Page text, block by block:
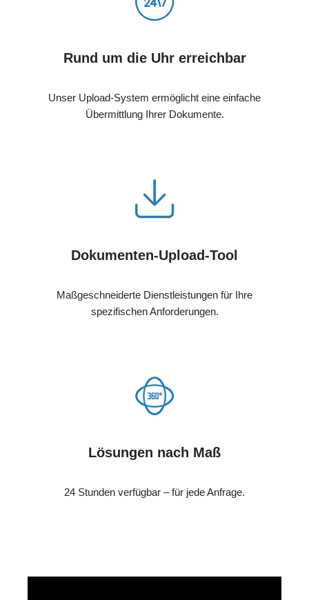
Rund um die Uhr erreichbar
Unser Upload-System ermöglicht eine einfache
Übermittlung Ihrer Dokumente.
Dokumenten-Upload-Tool
Maßgeschneiderte Dienstleistungen für Ihre
spezifischen Anforderungen.
Lösungen nach Maß
24 Stunden verfügbar – für jede Anfrage.